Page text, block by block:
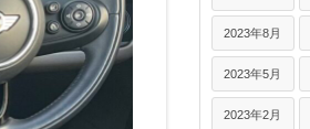
2023年8月
2023年5月
2023年2月